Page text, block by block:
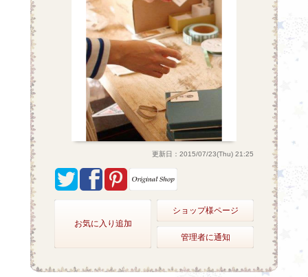
更新日：2015/07/23(Thu) 21:25
お気に入り追加
ショップ様ページ
管理者に通知